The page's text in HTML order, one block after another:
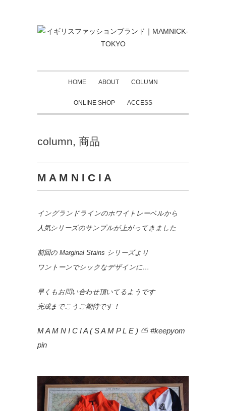
HOME ABOUT COLUMN
ONLINE SHOP ACCESS
column, 商品
M A M N I C I A
イングランドラインのホワイトレーベルから
人気シリーズのサンプルが上がってきました
前回の Marginal Stains シリーズより
ワントーンでシックなデザインに…
早くもお問い合わせ頂いてるようです
完成までこうご期待です！
M A M N I C I A ( S A M P L E ) ⛅️ #keepyom
pin